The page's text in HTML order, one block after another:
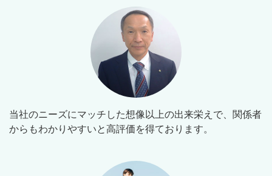
当社のニーズにマッチした想像以上の出来栄えで、関係者
からもわかりやすいと高評価を得ております。